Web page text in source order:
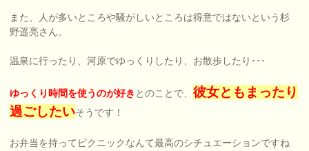
また、人が多いところや騒がしいところは得意ではないという杉
野遥亮さん。
温泉に行ったり、河原でゆっくりしたり、お散歩したり･･･
ゆっくり時間を使うのが好き とのことで、彼女ともまったり
過ごしたいそうです！
お弁当を持ってピクニックなんて最高のシチュエーションですね